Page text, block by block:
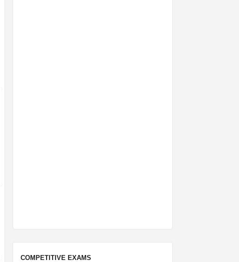
COMPETITIVE EXAMS